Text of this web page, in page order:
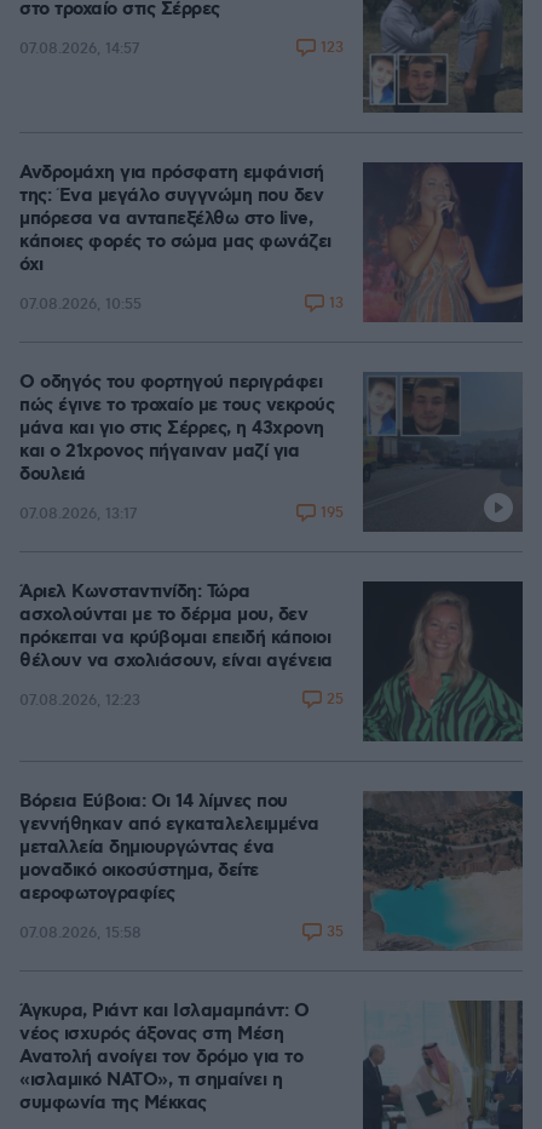
στο τροχαίο στις Σέρρες
07.08.2026, 14:57 123
Ανδρομάχη για πρόσφατη εμφάνισή
της: Ένα μεγάλο συγγνώμη που δεν
μπόρεσα να ανταπεξέλθω στο live,
κάποιες φορές το σώμα μας φωνάζει
όχι
07.08.2026, 10:55 13
Ο οδηγός του φορτηγού περιγράφει
πώς έγινε το τροχαίο με τους νεκρούς
μάνα και γιο στις Σέρρες, η 43χρονη
και ο 21χρονος πήγαιναν μαζί για
δουλειά
07.08.2026, 13:17 195
Άριελ Κωνσταντινίδη: Τώρα
ασχολούνται με το δέρμα μου, δεν
πρόκειται να κρύβομαι επειδή κάποιοι
θέλουν να σχολιάσουν, είναι αγένεια
07.08.2026, 12:23 25
Βόρεια Εύβοια: Οι 14 λίμνες που
γεννήθηκαν από εγκαταλελειμμένα
μεταλλεία δημιουργώντας ένα
μοναδικό οικοσύστημα, δείτε
αεροφωτογραφίες
07.08.2026, 15:58 35
Άγκυρα, Ριάντ και Ισλαμαμπάντ: Ο
νέος ισχυρός άξονας στη Μέση
Ανατολή ανοίγει τον δρόμο για το
«ισλαμικό ΝΑΤΟ», τι σημαίνει η
συμφωνία της Μέκκας